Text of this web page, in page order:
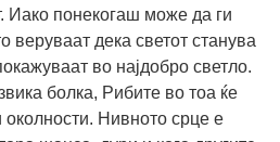
Иако понекогаш може да ги
веруваат дека светот станува
во најдобро светло.
болка, Рибите во тоа ќе
околности. Нивното срце е